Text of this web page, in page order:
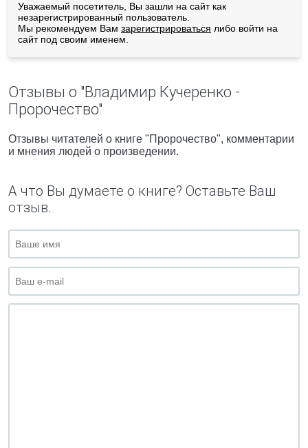
Уважаемый посетитель, Вы зашли на сайт как
незарегистрированный пользователь.
Мы рекомендуем Вам зарегистрироваться либо войти на
сайт под своим именем.
Отзывы о "Владимир Кучеренко -
Пророчество"
Отзывы читателей о книге "Пророчество", комментарии
и мнения людей о произведении.
А что Вы думаете о книге? Оставьте Ваш
отзыв.